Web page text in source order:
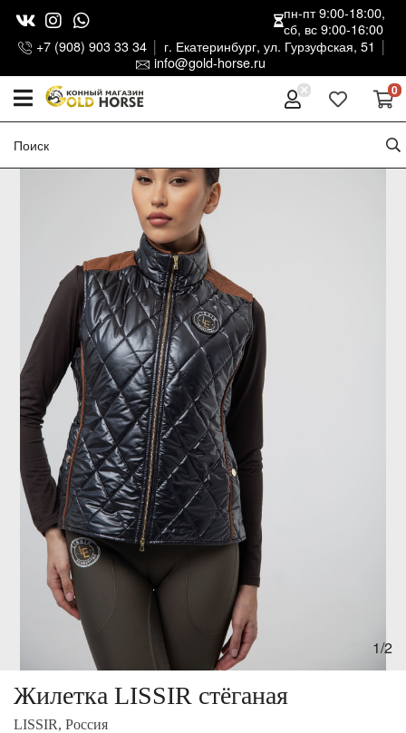
+7 (908) 903 33 34
г. Екатеринбург, ул. Гурзуфская, 51
info@gold-horse.ru
пн-пт 9:00-18:00,
сб, вс 9:00-16:00
0
1/2
Жилетка LISSIR стёганая
LISSIR, Россия